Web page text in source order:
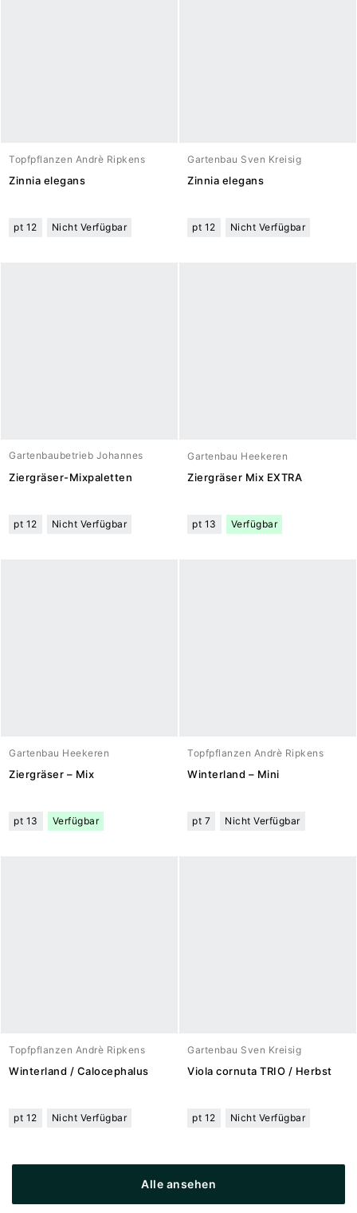
Topfpflanzen Andrè Ripkens
Zinnia elegans
pt 12 Nicht Verfügbar
Gartenbau Sven Kreisig
Zinnia elegans
pt 12 Nicht Verfügbar
Gartenbaubetrieb Johannes
Meuwesen
Ziergräser-Mixpaletten
pt 12 Nicht Verfügbar
Gartenbau Heekeren
Ziergräser Mix EXTRA
pt 13 Verfügbar
Gartenbau Heekeren
Ziergräser – Mix
pt 13 Verfügbar
Topfpflanzen Andrè Ripkens
Winterland – Mini
pt 7 Nicht Verfügbar
Topfpflanzen Andrè Ripkens
Winterland / Calocephalus
pt 12 Nicht Verfügbar
Gartenbau Sven Kreisig
Viola cornuta TRIO / Herbst
pt 12 Nicht Verfügbar
Alle ansehen